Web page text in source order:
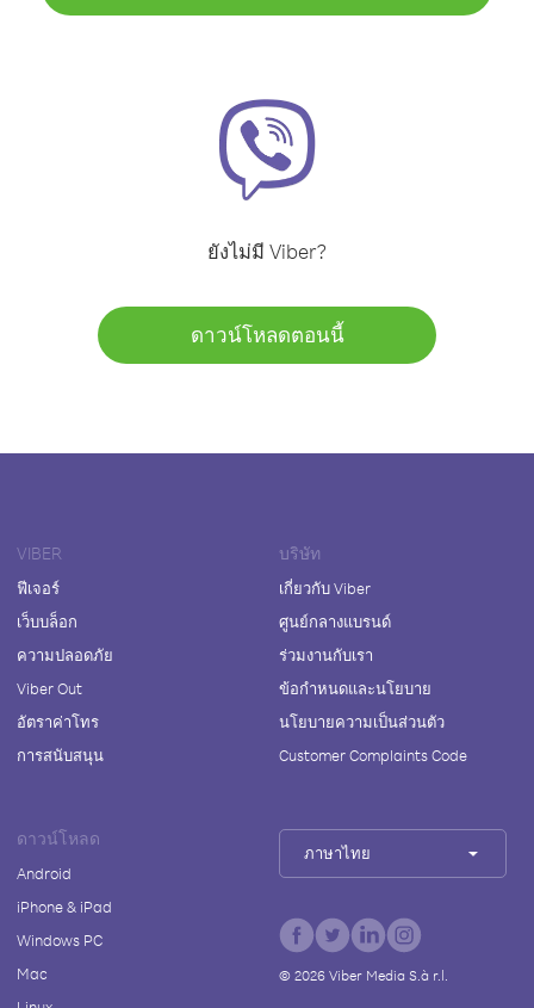
ยังไม่มี Viber?
ดาวน์โหลดตอนนี้
VIBER
ฟีเจอร์
เว็บบล็อก
ความปลอดภัย
Viber Out
อัตราค่าโทร
การสนับสนุน
บริษัท
เกี่ยวกับ Viber
ศูนย์กลางแบรนด์
ร่วมงานกับเรา
ข้อกำหนดและนโยบาย
นโยบายความเป็นส่วนตัว
Customer Complaints Code
ดาวน์โหลด
Android
iPhone & iPad
Windows PC
Mac
ภาษาไทย
© 2026Viber Media S.à r.l.